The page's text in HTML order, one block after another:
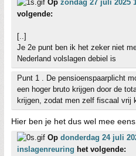
Op zondag 27 juli 2025
volgende:
[..]
Je 2e punt ben ik het zeker niet
Nederland volslagen debiel is
Punt 1 . De pensioenspaarplicht
een hoger bruto krijgen door de
krijgen, zodat men zelf fiscaal vrij
Hier ben je het dus wel mee
Op donderdag 24 juli
inslagenreuring het volgende: